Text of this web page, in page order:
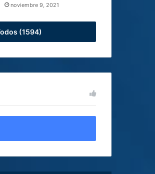
noviembre 9, 2021
(1594)